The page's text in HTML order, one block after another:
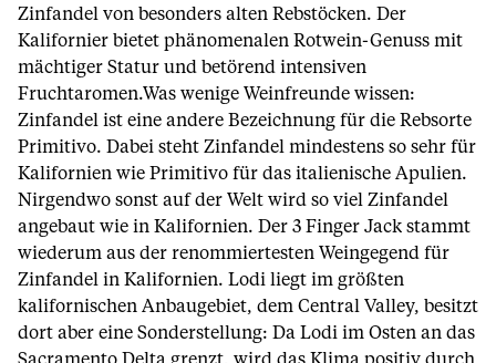
Zinfandel von besonders alten Rebstöcken. Der
Kalifornier bietet phänomenalen Rotwein-Genuss mit
mächtiger Statur und betörend intensiven
Fruchtaromen.Was wenige Weinfreunde wissen:
Zinfandel ist eine andere Bezeichnung für die Rebsorte
Primitivo. Dabei steht Zinfandel mindestens so sehr für
Kalifornien wie Primitivo für das italienische Apulien.
Nirgendwo sonst auf der Welt wird so viel Zinfandel
angebaut wie in Kalifornien. Der 3 Finger Jack stammt
wiederum aus der renommiertesten Weingegend für
Zinfandel in Kalifornien. Lodi liegt im größten
kalifornischen Anbaugebiet, dem Central Valley, besitzt
dort aber eine Sonderstellung: Da Lodi im Osten an das